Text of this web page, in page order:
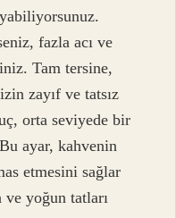
fazla acı ve
Tam tersine,
zayıf ve tatsız
orta seviyede bir
ayar, kahvenin
etmesini sağlar
ve yoğun tatları